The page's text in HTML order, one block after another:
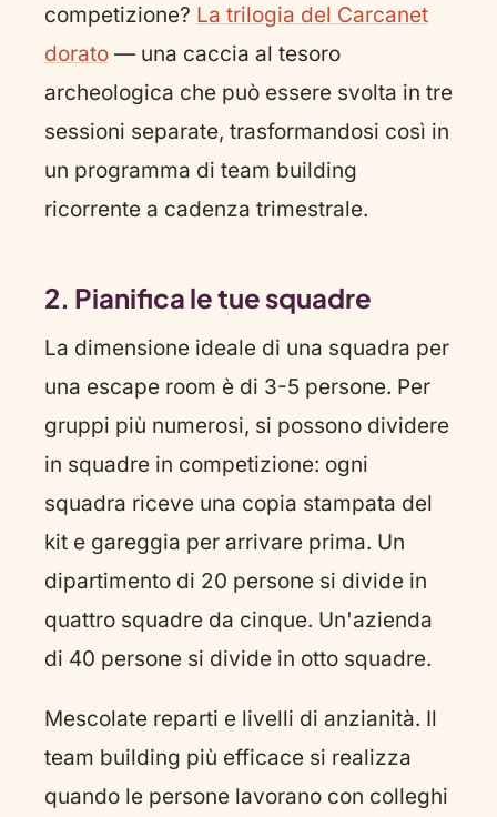
competizione? La trilogia del Carcanet
dorato — una caccia al tesoro
archeologica che può essere svolta in tre
sessioni separate, trasformandosi così in
un programma di team building
ricorrente a cadenza trimestrale.
2. Pianifica le tue squadre
La dimensione ideale di una squadra per
una escape room è di 3-5 persone. Per
gruppi più numerosi, si possono dividere
in squadre in competizione: ogni
squadra riceve una copia stampata del
kit e gareggia per arrivare prima. Un
dipartimento di 20 persone si divide in
quattro squadre da cinque. Un'azienda
di 40 persone si divide in otto squadre.
Mescolate reparti e livelli di anzianità. Il
team building più efficace si realizza
quando le persone lavorano con colleghi